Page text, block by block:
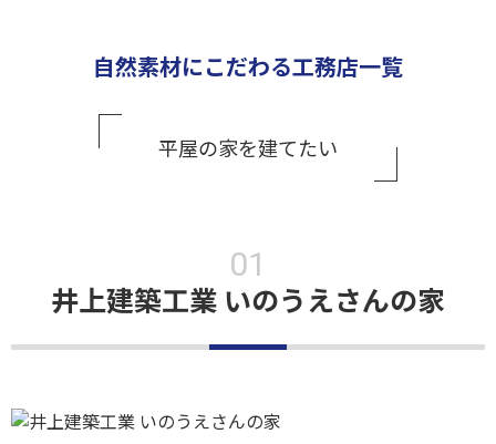
自然素材にこだわる工務店一覧
平屋の家を建てたい
井上建築工業 いのうえさんの家